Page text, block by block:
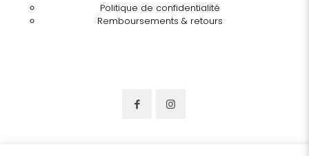
Politique de confidentialité
Remboursements & retours